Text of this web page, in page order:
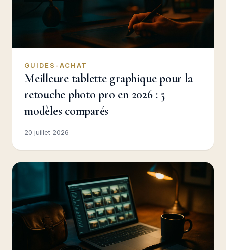
GUIDES-ACHAT
Meilleure tablette graphique pour la
retouche photo pro en 2026 : 5
modèles comparés
20 juillet 2026